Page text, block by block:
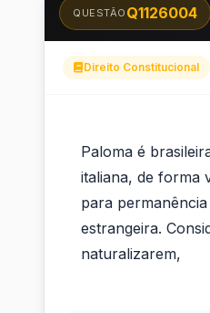
QUESTÃO Q1126004
Direito Constitucional
Paloma
brasileira
nata
Paloma é
italiana, de forma
para
estrangeira.
naturalizarem,